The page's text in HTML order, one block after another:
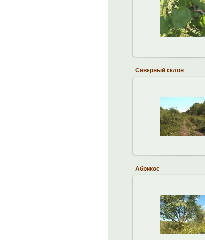
14.10.2013
brodskiy
Северный склон
14.10.2013
brodskiy
Абрикос
14.10.2013
brodskiy